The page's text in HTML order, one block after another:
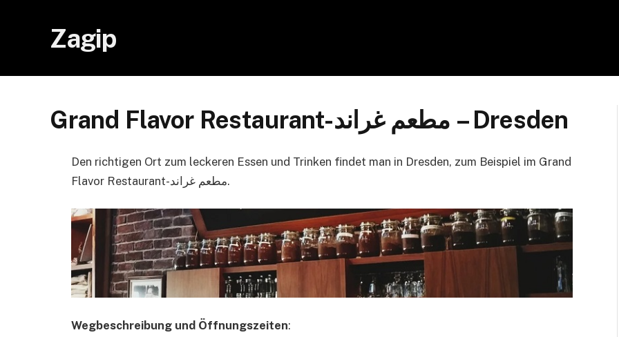
Zagip
Grand Flavor Restaurant-مطعم غراند – Dresden
Den richtigen Ort zum leckeren Essen und Trinken findet man in Dresden, zum Beispiel im Grand
Flavor Restaurant-مطعم غراند.
Wegbeschreibung und Öffnungszeiten: